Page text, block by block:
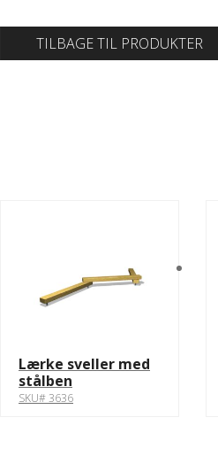
TILBAGE TIL PRODUKTER
Lærke sveller med
stålben
SKU# 3636